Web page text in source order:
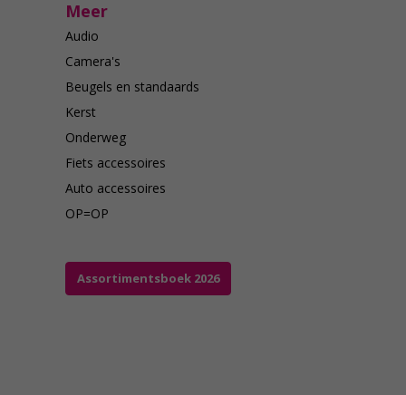
Meer
Audio
Camera's
Beugels en standaards
Kerst
Onderweg
Fiets accessoires
Auto accessoires
OP=OP
Assortimentsboek 2026